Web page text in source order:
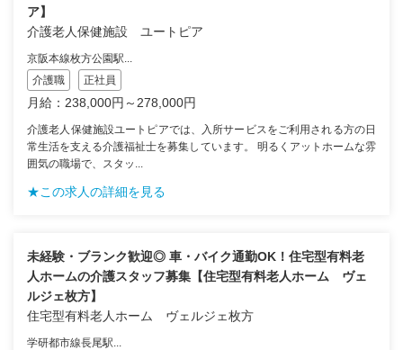
ア】
介護老人保健施設 ユートピア
京阪本線枚方公園駅...
介護職
正社員
月給：238,000円～278,000円
介護老人保健施設ユートピアでは、入所サービスをご利用される方の日
常生活を支える介護福祉士を募集しています。 明るくアットホームな雰
囲気の職場で、スタッ...
★この求人の詳細を見る
未経験・ブランク歓迎◎ 車・バイク通勤OK！住宅型有料老
人ホームの介護スタッフ募集【住宅型有料老人ホーム ヴェ
ルジェ枚方】
住宅型有料老人ホーム ヴェルジェ枚方
学研都市線長尾駅...